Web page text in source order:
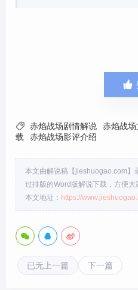

 赤焰战场剧情解说 赤焰战
载
赤焰战场影评介绍
本文由解说稿【jieshuogao.com】
过排版的Word版解说下载，方便大
本文地址： https://
已无上一篇 下一篇